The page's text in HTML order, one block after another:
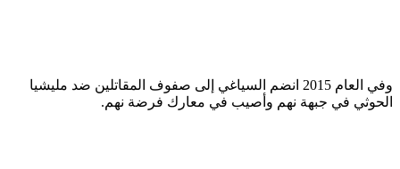
وفي العام 2015 انضم السياغي إلى صفوف المقاتلين ضد مليشيا
الحوثي في جبهة نهم وأصيب في معارك فرضة نهم.